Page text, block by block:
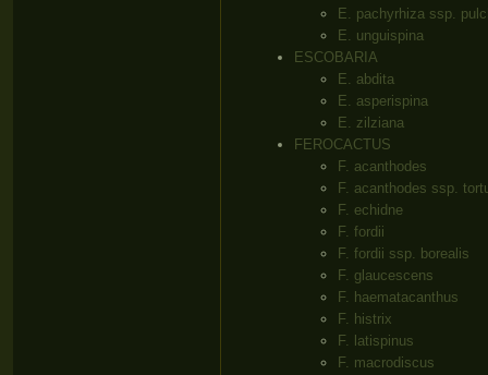
E. pachyrhiza ssp.
E. unguispina
ESCOBARIA
E. abdita
E. asperispina
E. zilziana
FEROCACTUS
F. acanthodes
F. acanthodes ssp.
F. echidne
F. fordii
F. fordii ssp. borealis
F. glaucescens
F. haematacanthus
F. histrix
F. latispinus
F. macrodiscus